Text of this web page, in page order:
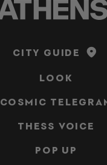
CITY GUIDE
LOOK
COSMIC
THESS VOICE
POP UP